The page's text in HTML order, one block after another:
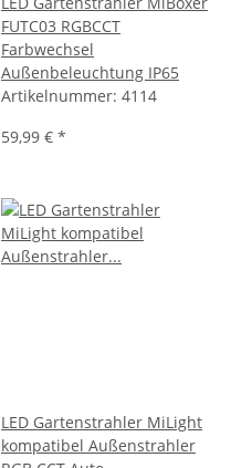
FUTC03 RGBCCT
Farbwechsel
Außenbeleuchtung IP65
Artikelnummer: 4114
59,99 € *
LED Gartenstrahler MiLight
kompatibel Außenstrahler